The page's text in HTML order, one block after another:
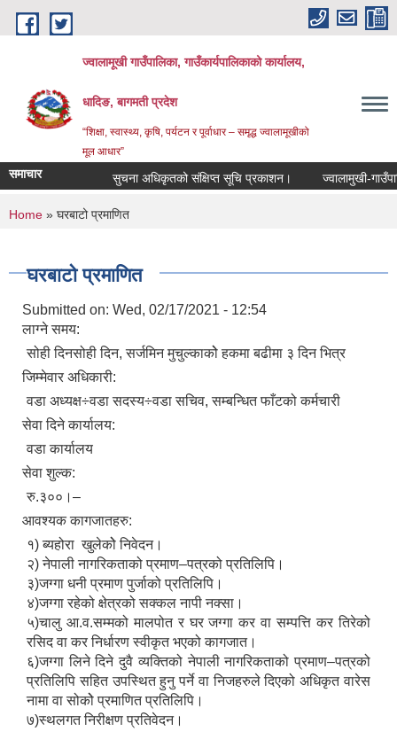
Skip to main content
ज्वालामूखी गाउँपालिका, गाउँकार्यपालिकाको कार्यालय,
धादिङ, बागमती प्रदेश
“शिक्षा, स्वास्थ्य, कृषि, पर्यटन र पूर्वाधार – समृद्ध ज्वालामूखीको
मूल आधार”
समाचार सुचना अधिकृतको संक्षिप्त सूचि प्रकाशन। ज्वालामुखी-
You are here
Home » घरबाटो प्रमाणित
घरबाटो प्रमाणित
Submitted on: Wed, 02/17/2021 - 12:54
लाग्ने समय:
सोही दिनसोही दिन, सर्जमिन मुचुल्काकोे हकमा बढीमा ३ दिन भित्र
जिम्मेवार अधिकारी:
वडा अध्यक्ष÷वडा सदस्य÷वडा सचिव, सम्बन्धित फाँटको कर्मचारी
सेवा दिने कार्यालय:
वडा कार्यालय
सेवा शुल्क:
रु.३००।–
आवश्यक कागजातहरु:
१) ब्यहोरा खुलेकोे निवेदन।
२) नेपाली नागरिकताको प्रमाण–पत्रको प्रतिलिपि।
३)जग्गा धनी प्रमाण पुर्जाको प्रतिलिपि।
४)जग्गा रहेको क्षेत्रको सक्कल नापी नक्सा।
५)चालु आ.व.सम्मको मालपोत र घर जग्गा कर वा सम्पत्ति कर तिरेको
रसिद वा कर निर्धारण स्वीकृत भएको कागजात।
६)जग्गा लिने दिने दुवै व्यक्तिको नेपाली नागरिकताको प्रमाण–पत्रको
प्रतिलिपि सहित उपस्थित हुनु पर्ने वा निजहरुले दिएको अधिकृत वारेस
नामा वा सोकोे प्रमाणित प्रतिलिपि।
७)स्थलगत निरीक्षण प्रतिवेदन।